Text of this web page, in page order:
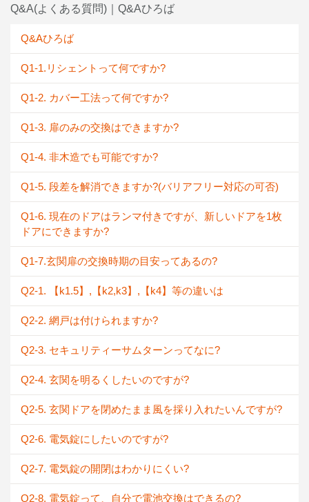
Q&A(よくある質問)｜Q&Aひろば
Q&Aひろば
Q1-1.リシェントって何ですか?
Q1-2. カバー工法って何ですか?
Q1-3. 扉のみの交換はできますか?
Q1-4. 非木造でも可能ですか?
Q1-5. 段差を解消できますか?(バリアフリー対応の可否)
Q1-6. 現在のドアはランマ付きですが、新しいドアを1枚
ドアにできますか?
Q1-7.玄関扉の交換時期の目安ってあるの?
Q2-1. 【k1.5】,【k2,k3】,【k4】等の違いは
Q2-2. 網戸は付けられますか?
Q2-3. セキュリティーサムターンってなに?
Q2-4. 玄関を明るくしたいのですが?
Q2-5. 玄関ドアを閉めたまま風を採り入れたいんですが?
Q2-6. 電気錠にしたいのですが?
Q2-7. 電気錠の開閉はわかりにくい?
Q2-8. 電気錠って、自分で電池交換はできるの?